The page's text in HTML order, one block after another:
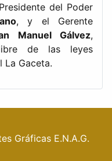
del Poder
, y el Gerente
Manuel Gálvez,
de las leyes
La Gaceta.
Gráficas E.N.A.G.